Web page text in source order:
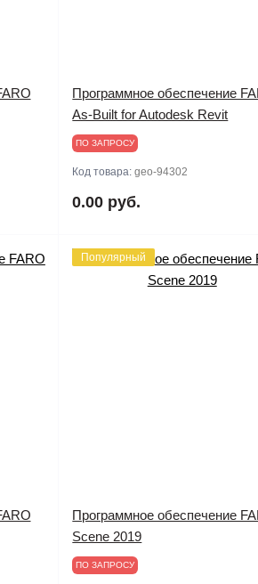
Программное обеспечение
As-Built for Autodesk Revit
ПО ЗАПРОСУ
Код товара:geo-94302
0.00 руб.
Популярный
Программное обеспечение
Scene 2019
ПО ЗАПРОСУ